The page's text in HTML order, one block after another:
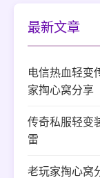
最新文章
电信热血轻变
家掏心窝分享
传奇私服轻变
雷
老玩家掏心窝